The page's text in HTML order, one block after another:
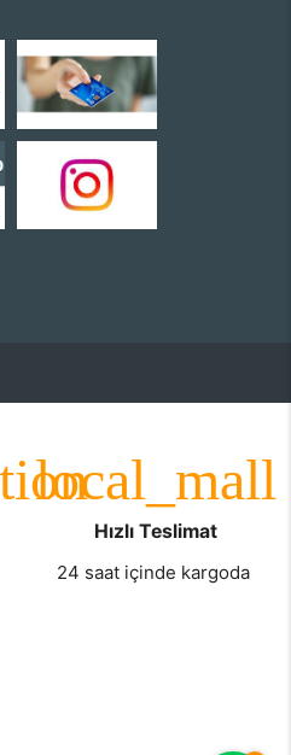
Hızlı Teslimat
24 saat içinde kargoda